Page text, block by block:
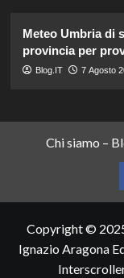
Meteo Umbria di
provincia per
Blog.IT 7 Agosto
Chi siamo –
Copyright ©
Ignazio Aragona